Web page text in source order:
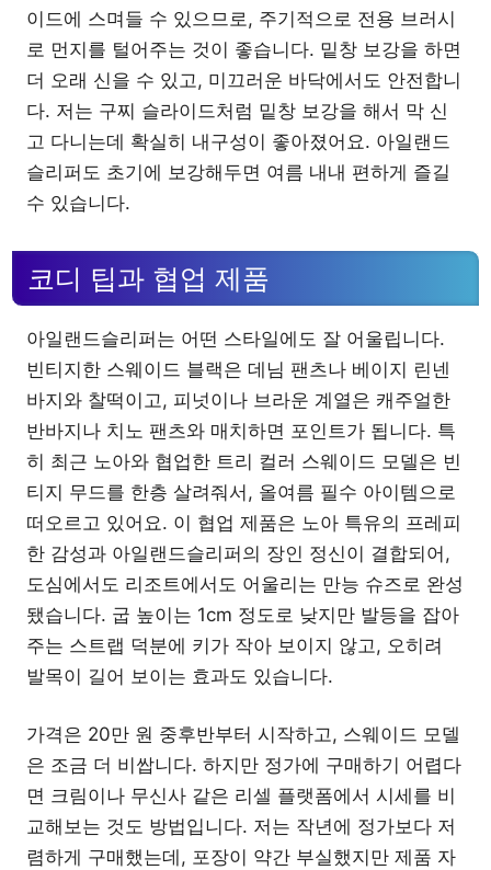
이드에 스며들 수 있으므로, 주기적으로 전용 브러시
로 먼지를 털어주는 것이 좋습니다. 밑창 보강을 하면
더 오래 신을 수 있고, 미끄러운 바닥에서도 안전합니
다. 저는 구찌 슬라이드처럼 밑창 보강을 해서 막 신
고 다니는데 확실히 내구성이 좋아졌어요. 아일랜드
슬리퍼도 초기에 보강해두면 여름 내내 편하게 즐길
수 있습니다.
코디 팁과 협업 제품
아일랜드슬리퍼는 어떤 스타일에도 잘 어울립니다.
빈티지한 스웨이드 블랙은 데님 팬츠나 베이지 린넨
바지와 찰떡이고, 피넛이나 브라운 계열은 캐주얼한
반바지나 치노 팬츠와 매치하면 포인트가 됩니다. 특
히 최근 노아와 협업한 트리 컬러 스웨이드 모델은 빈
티지 무드를 한층 살려줘서, 올여름 필수 아이템으로
떠오르고 있어요. 이 협업 제품은 노아 특유의 프레피
한 감성과 아일랜드슬리퍼의 장인 정신이 결합되어,
도심에서도 리조트에서도 어울리는 만능 슈즈로 완성
됐습니다. 굽 높이는 1cm 정도로 낮지만 발등을 잡아
주는 스트랩 덕분에 키가 작아 보이지 않고, 오히려
발목이 길어 보이는 효과도 있습니다.
가격은 20만 원 중후반부터 시작하고, 스웨이드 모델
은 조금 더 비쌉니다. 하지만 정가에 구매하기 어렵다
면 크림이나 무신사 같은 리셀 플랫폼에서 시세를 비
교해보는 것도 방법입니다. 저는 작년에 정가보다 저
렴하게 구매했는데, 포장이 약간 부실했지만 제품 자